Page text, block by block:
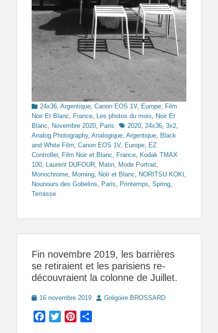
Categories
24x36, Argentique, Canon EOS 1V, Europe, Film
Noir Et Blanc, France, Les photos du mois, Noir Et
Blanc, Novembre 2020, Paris Tags2020, 24x36, 3x2,
Analog Photography, Analogique, Argentique, Black
and White Film, Canon EOS 1V, Europe, EZ
Controller, Film Noir et Blanc, France, Kodak TMAX
100, Laurent DUFOUR, Matin, Mode Portrait,
Monochrome, Morning, Noir et Blanc, NORITSU KOKI ,
Nounours des Gobelins, Paris, Printemps, Spring,
Terrasse
Fin novembre 2019, les barrières
se retiraient et les parisiens re-
découvraient la colonne de Juillet.
Posted
16 novembre 2019 Author
Grégoire BROSSARD
Facebook
TwitterPinterest